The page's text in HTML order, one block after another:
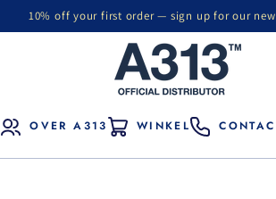
10% off your first order — sign up for our
OVER A313 WINKEL